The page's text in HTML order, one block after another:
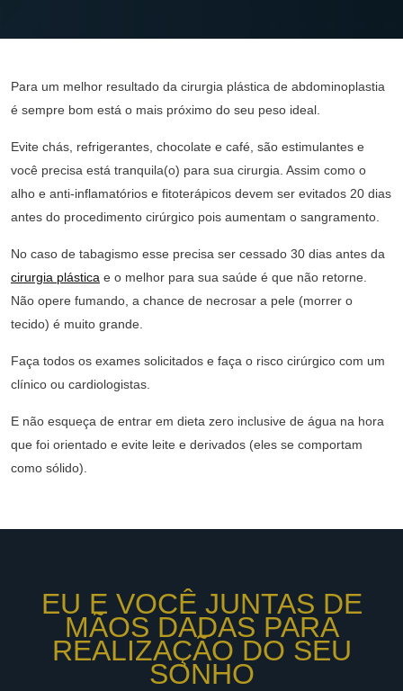
Para um melhor resultado da cirurgia plástica de abdominoplastia
é sempre bom está o mais próximo do seu peso ideal.
Evite chás, refrigerantes, chocolate e café, são estimulantes e
você precisa está tranquila(o) para sua cirurgia. Assim como o
alho e anti-inflamatórios e fitoterápicos devem ser evitados 20 dias
antes do procedimento cirúrgico pois aumentam o sangramento.
No caso de tabagismo esse precisa ser cessado 30 dias antes da
cirurgia plástica e o melhor para sua saúde é que não retorne.
Não opere fumando, a chance de necrosar a pele (morrer o
tecido) é muito grande.
Faça todos os exames solicitados e faça o risco cirúrgico com um
clínico ou cardiologistas.
E não esqueça de entrar em dieta zero inclusive de água na hora
que foi orientado e evite leite e derivados (eles se comportam
como sólido).
EU E VOCÊ JUNTAS DE
MÃOS DADAS PARA
REALIZAÇÃO DO SEU
SONHO